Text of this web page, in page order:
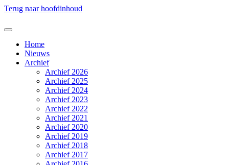
Terug naar hoofdinhoud
Home
Nieuws
Archief
Archief 2026
Archief 2025
Archief 2024
Archief 2023
Archief 2022
Archief 2021
Archief 2020
Archief 2019
Archief 2018
Archief 2017